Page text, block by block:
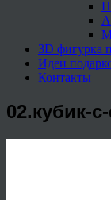
3D фигурка
Идеи
Контакты
02.кубик-